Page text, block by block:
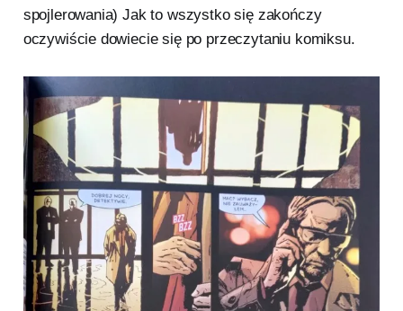
spojlerowania) Jak to wszystko się zakończy
oczywiście dowiecie się po przeczytaniu komiksu.